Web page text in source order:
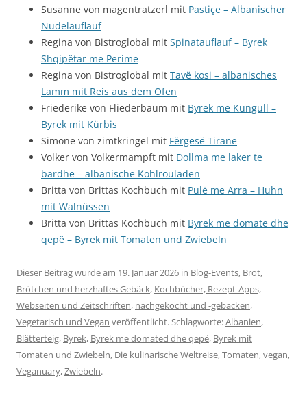
Susanne von magentratzerl mit Pastiçe – Albanischer
Nudelauflauf
Regina von Bistroglobal mit Spinatauflauf – Byrek
Shqipëtar me Perime
Regina von Bistroglobal mit Tavë kosi – albanisches
Lamm mit Reis aus dem Ofen
Friederike von Fliederbaum mit Byrek me Kungull –
Byrek mit Kürbis
Simone von zimtkringel mit Fërgesë Tirane
Volker von Volkermampft mit Dollma me laker te
bardhe – albanische Kohlrouladen
Britta von Brittas Kochbuch mit Pulë me Arra – Huhn
mit Walnüssen
Britta von Brittas Kochbuch mit Byrek me domate dhe
qepë – Byrek mit Tomaten und Zwiebeln
Dieser Beitrag wurde am 19. Januar 2026 in Blog-Events, Brot,
Brötchen und herzhaftes Gebäck, Kochbücher, Rezept-Apps,
Webseiten und Zeitschriften, nachgekocht und -gebacken,
Vegetarisch und Vegan veröffentlicht. Schlagworte:Albanien,
Blätterteig, Byrek, Byrek me domated dhe qepë, Byrek mit
Tomaten und Zwiebeln, Die kulinarische Weltreise,Tomaten,vegan,
Veganuary,Zwiebeln.